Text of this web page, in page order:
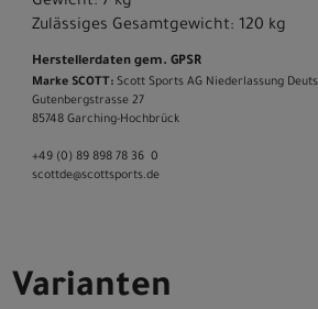
Zulässiges Gesamtgewicht: 120 kg
Herstellerdaten gem. GPSR
Marke SCOTT: Scott Sports AG Niederlassung
Gutenbergstrasse 27
85748 Garching-­Hochbrück
+49 (0) 89 898 78 36 ­ 0
scott­de@scott­sports.de
Varianten